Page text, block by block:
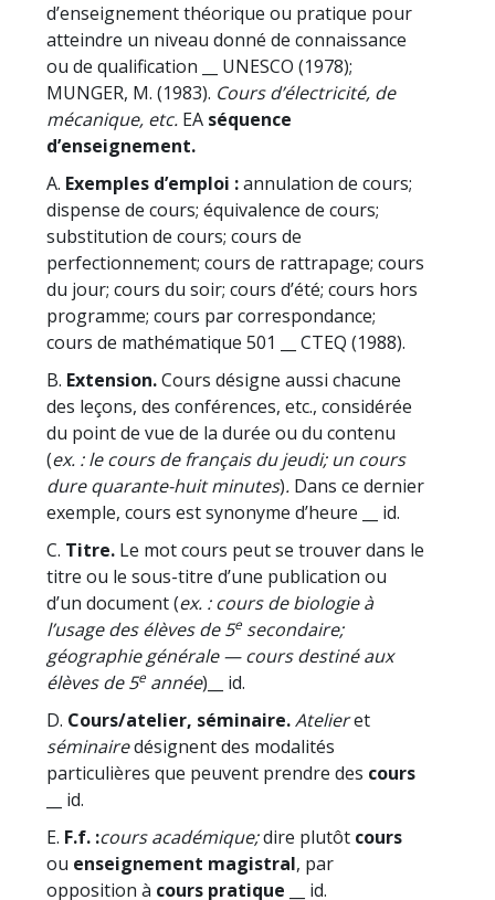
d’enseignement théorique ou pratique pour
atteindre un niveau donné de connaissance
ou de qualification __ UNESCO (1978);
MUNGER, M. (1983). Cours d’électricité, de
mécanique, etc. EA séquence
d’enseignement.
A. Exemples d’emploi :annulation de cours;
dispense de cours; équivalence de cours;
substitution de cours; cours de
perfectionnement; cours de rattrapage; cours
du jour; cours du soir; cours d’été; cours hors
programme; cours par correspondance;
cours de mathématique 501 __ CTEQ (1988).
B. Extension.Cours désigne aussi chacune
des leçons, des conférences, etc., considérée
du point de vue de la durée ou du contenu
(ex. : le cours de français du jeudi; un cours
dure quarante-huit minutes). Dans ce dernier
exemple, cours est synonyme d’heure __ id.
C. Titre. Le mot cours peut se trouver dans le
titre ou le sous-titre d’une publication ou
d’un document (ex. : cours de biologie à
l’usage des élèves de 5esecondaire;
géographie générale — cours destiné aux
élèves de 5eannée) __ id.
D. Cours/atelier, séminaire.Atelieret
séminairedésignent des modalités
particulières que peuvent prendre des cours
__ id.
E. F.f. :cours académique;dire plutôt cours
ou enseignement magistral, par
opposition à cours pratique __ id.